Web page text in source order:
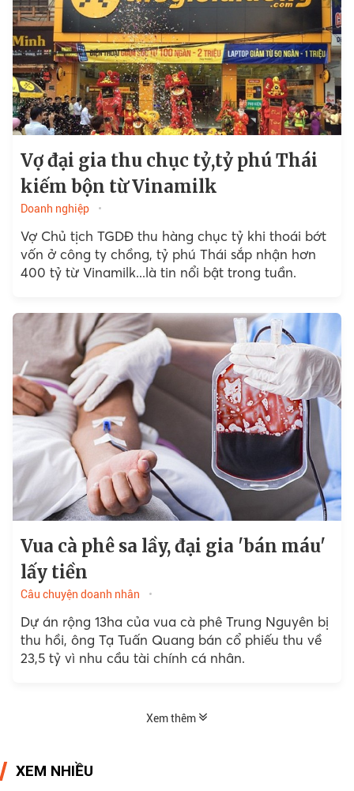
Vợ đại gia thu chục tỷ,tỷ phú Thái
kiếm bộn từ Vinamilk
Doanh nghiệp
Vợ Chủ tịch TGDĐ thu hàng chục tỷ khi thoái bớt
vốn ở công ty chồng, tỷ phú Thái sắp nhận hơn
400 tỷ từ Vinamilk...là tin nổi bật trong tuần.
Vua cà phê sa lầy, đại gia 'bán máu'
lấy tiền
Câu chuyện doanh nhân
Dự án rộng 13ha của vua cà phê Trung Nguyên bị
thu hồi, ông Tạ Tuấn Quang bán cổ phiếu thu về
23,5 tỷ vì nhu cầu tài chính cá nhân.
Xem thêm
XEM NHIỀU